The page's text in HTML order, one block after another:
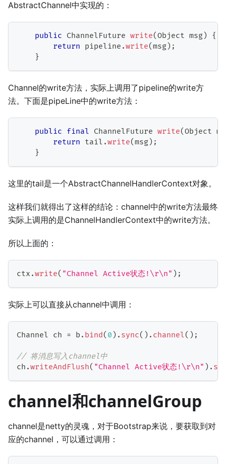
AbstractChannel中实现的：
public ChannelFuture write(Object msg) {
return pipeline .write(msg) ;
}
Channel的write方法，实际上调用了pipeline的write方
法。下面是pipeLine中的write方法：
public final ChannelFuture write(Object
return tail .write(msg) ;
}
这里的tail是一个AbstractChannelHandlerContext对象。
这样我们就得出了这样的结论：channel中的write方法最终
实际上调用的是ChannelHandlerContext中的write方法。
所以上面的：
ctx .write( "Channel Active状态!\r\n" ) ;
实际上可以直接从channel中调用：
Channel ch = b . bind( 0 ) . sync( ) . channel( ) ;
// 将消息写入channel中
ch .writeAndFlush( "Channel Active状态!\r\n" ) .
channel和channelGroup
channel是netty的灵魂，对于Bootstrap来说，要获取到对
应的channel，可以通过调用：